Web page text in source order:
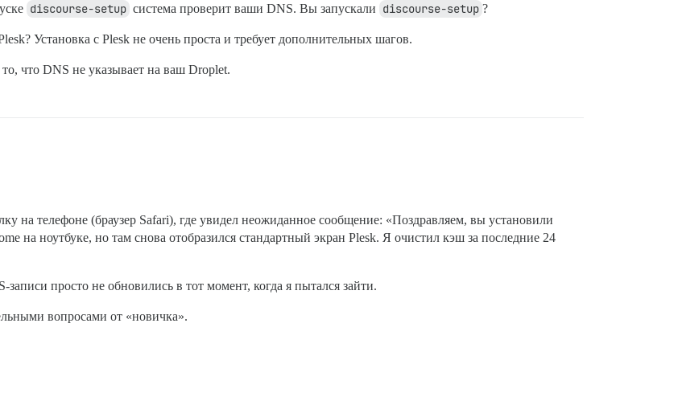
discourse-setup система проверит ваши DNS. Вы запускали discourse-setup ?
Установка с Plesk не очень проста и требует дополнительных шагов.
что DNS не указывает на ваш Droplet.
на телефоне (браузер Safari), где увидел неожиданное сообщение: «Поздравляем, вы установили
на ноутбуке, но там снова отобразился стандартный экран Plesk. Я очистил кэш за последние 24
просто не обновились в тот момент, когда я пытался зайти.
вопросами от «новичка».